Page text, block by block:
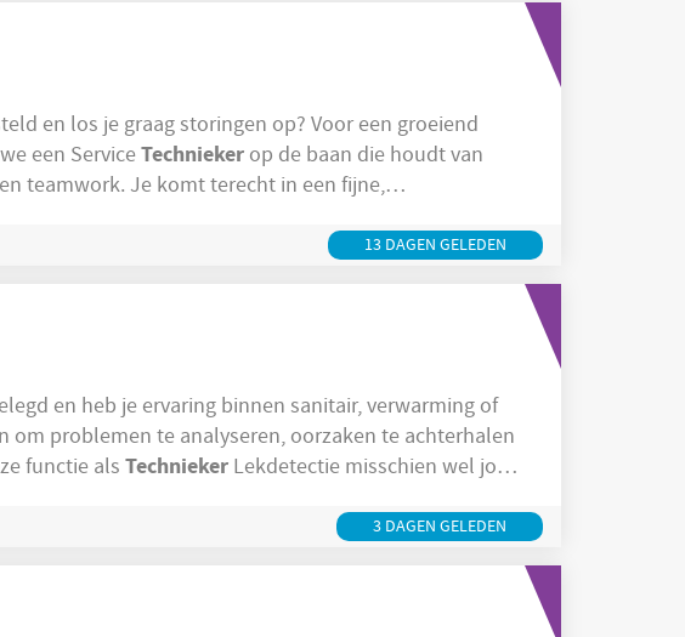
ingesteld en los je graag storingen op? Voor een groeiend
een ServiceTechniekerop de baan die houdt van
teamwork. Je komt terecht in een fijne,
takenpakket bestaat uit: Uitvoeren van onderhoud, herstellingen en testen van
13 DAGEN GELEDEN
en heb je ervaring binnen sanitair, verwarming of
om problemen te analyseren, oorzaken te achterhalen
functie als TechniekerLekdetectie misschien wel jouw
van lekkages en het oplossen van3 DAGEN GELEDEN